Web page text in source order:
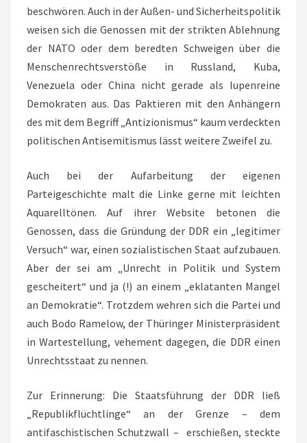
beschwören. Auch in der Außen- und Sicherheitspolitik
weisen sich die Genossen mit der strikten Ablehnung
der NATO oder dem beredten Schweigen über die
Menschenrechtsverstöße in Russland, Kuba,
Venezuela oder China nicht gerade als lupenreine
Demokraten aus. Das Paktieren mit den Anhängern
des mit dem Begriff „Antizionismus“ kaum verdeckten
politischen Antisemitismus lässt weitere Zweifel zu.
Auch bei der Aufarbeitung der eigenen
Parteigeschichte malt die Linke gerne mit leichten
Aquarelltönen. Auf ihrer Website betonen die
Genossen, dass die Gründung der DDR ein „legitimer
Versuch“ war, einen sozialistischen Staat aufzubauen.
Aber der sei am „Unrecht in Politik und System
gescheitert“ und ja (!) an einem „eklatanten Mangel
an Demokratie“. Trotzdem wehren sich die Partei und
auch Bodo Ramelow, der Thüringer Ministerpräsident
in Wartestellung, vehement dagegen, die DDR einen
Unrechtsstaat zu nennen.
Zur Erinnerung: Die Staatsführung der DDR ließ
„Republikflüchtlinge“ an der Grenze – dem
antifaschistischen Schutzwall – erschießen, steckte